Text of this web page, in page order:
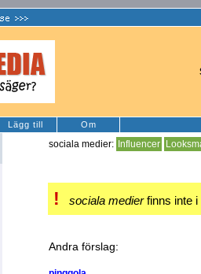
Lägg till Om
sociala medier: Influencer
! sociala medierfinns inte
Andra förslag: